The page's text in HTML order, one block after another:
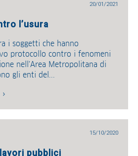
20/01/2021
l’usura
i soggetti che hanno
protocollo contro i fenomeni
nell'Area Metropolitana di
gli enti del...
15/10/2020
pubblici